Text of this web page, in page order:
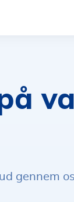
gennem